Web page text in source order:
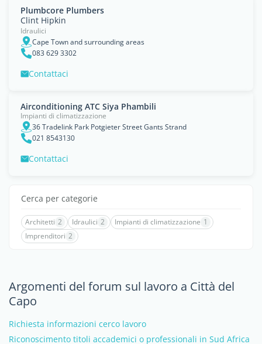
Plumbcore Plumbers
Clint Hipkin
Idraulici
Cape Town and surrounding areas
083 629 3302
Contattaci
Airconditioning ATC Siya Phambili
Impianti di climatizzazione
36 Tradelink Park Potgieter Street Gants Strand
021 8543130
Contattaci
Cerca per categorie
Architetti 2 Idraulici 2 Impianti di climatizzazione 1
Imprenditori 2
Argomenti del forum sul lavoro a Città del
Capo
Richiesta informazioni cerco lavoro
Riconoscimento titoli accademici o professionali in Sud Africa